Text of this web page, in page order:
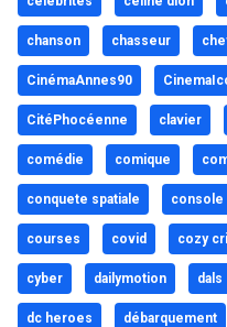
chanson chasseur
CinémaAnnes90
CitéPhocéenne clavier
comédie comique
conquete spatiale console
courses covid cozy
cyber dailymotion dals
dc heroes débarquement